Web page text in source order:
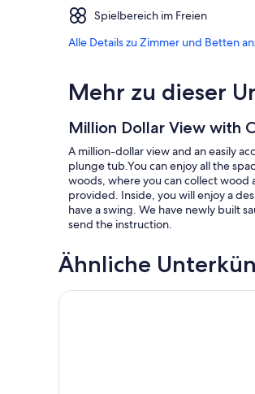
Spielbereich im Freien
Alle Details zu Zimmer und Betten
Mehr zu dieser
Million Dollar View with
A million-dollar view and an easily
plunge tub.You can enjoy all the
woods, where you can collect wood
provided. Inside, you will enjoy a
have a swing. We have newly built
send the instruction.
Ähnliche
SECLUDED MOUNTAIN